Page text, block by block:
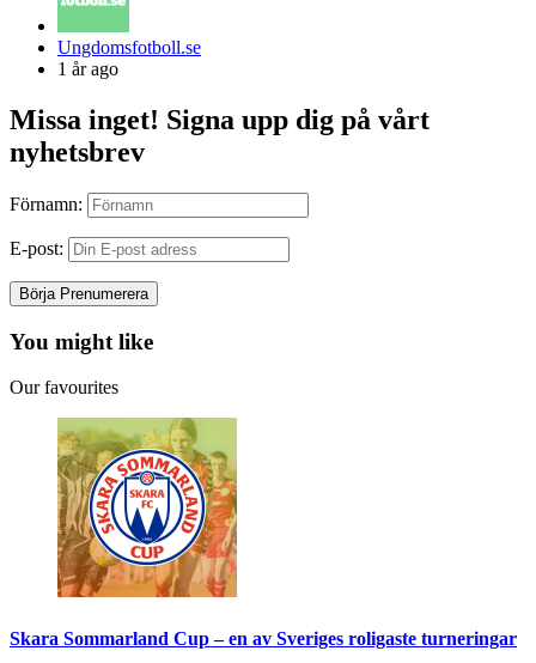
Posted
by
Ungdomsfotboll.se
1 år ago
Missa inget! Signa upp dig på vårt
nyhetsbrev
Förnamn:
E-post:
You might like
Our favourites
Skara Sommarland Cup – en av Sveriges roligaste turneringar